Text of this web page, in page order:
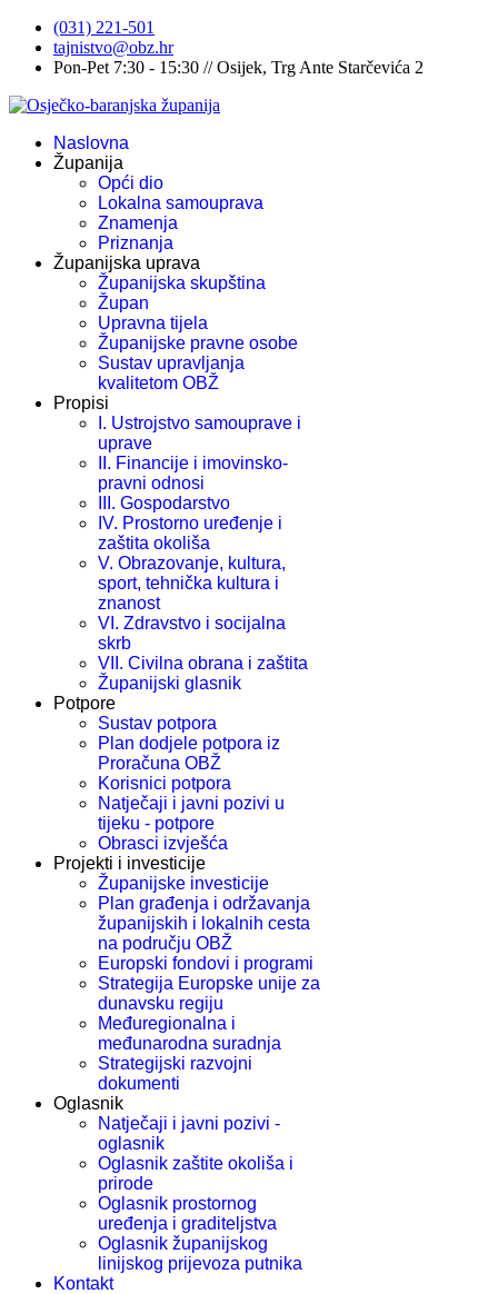
(031) 221-501
tajnistvo@obz.hr
Pon-Pet 7:30 - 15:30 // Osijek, Trg Ante Starčevića 2
Naslovna
Županija
Opći dio
Lokalna samouprava
Znamenja
Priznanja
Županijska uprava
Županijska skupština
Župan
Upravna tijela
Županijske pravne osobe
Sustav upravljanja
kvalitetom OBŽ
Propisi
I. Ustrojstvo samouprave i
uprave
II. Financije i imovinsko-
pravni odnosi
III. Gospodarstvo
IV. Prostorno uređenje i
zaštita okoliša
V. Obrazovanje, kultura,
sport, tehnička kultura i
znanost
VI. Zdravstvo i socijalna
skrb
VII. Civilna obrana i zaštita
Županijski glasnik
Potpore
Sustav potpora
Plan dodjele potpora iz
Proračuna OBŽ
Korisnici potpora
Natječaji i javni pozivi u
tijeku - potpore
Obrasci izvješća
Projekti i investicije
Županijske investicije
Plan građenja i održavanja
županijskih i lokalnih cesta
na području OBŽ
Europski fondovi i programi
Strategija Europske unije za
dunavsku regiju
Međuregionalna i
međunarodna suradnja
Strategijski razvojni
dokumenti
Oglasnik
Natječaji i javni pozivi -
oglasnik
Oglasnik zaštite okoliša i
prirode
Oglasnik prostornog
uređenja i graditeljstva
Oglasnik županijskog
linijskog prijevoza putnika
Kontakt